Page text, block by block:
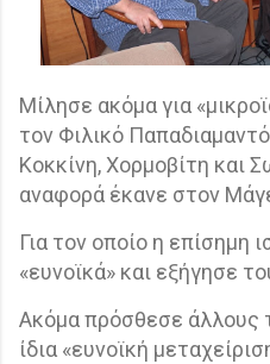
Μίλησε ακόμα για
τον Φιλικό
Κοκκίνη, Χορμοβίτη και
αναφορά έκανε στον
Για τον οποίο η επίσημη
«ευνοϊκά» και εξήγησε
Ακόμα πρόσθεσε άλλους
ίδια «ευνοϊκή